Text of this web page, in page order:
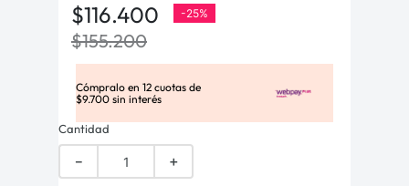
$116.400 -25%
$155.200
Cómpralo en 12 cuotas de
$9.700 sin interés
Cantidad
＋
－